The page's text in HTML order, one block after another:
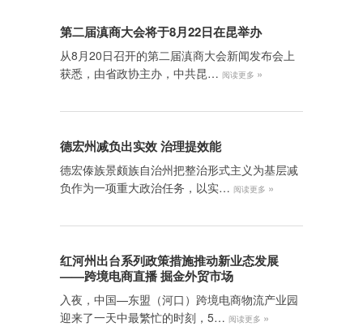
第二届滇商大会将于8月22日在昆举办
从8月20日召开的第二届滇商大会新闻发布会上
获悉，由省政协主办，中共昆… 阅读更多 »
德宏州减负出实效 治理提效能
德宏傣族景颇族自治州把整治形式主义为基层减
负作为一项重大政治任务，以实… 阅读更多 »
红河州出台系列政策措施推动新业态发展
——跨境电商直播 掘金外贸市场
入夜，中国—东盟（河口）跨境电商物流产业园
迎来了一天中最繁忙的时刻，5… 阅读更多 »